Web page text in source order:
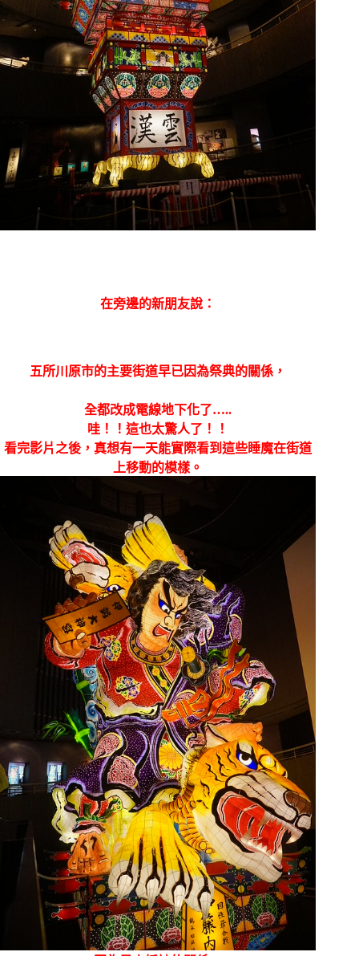
在旁邊的新朋友說：
五所川原市的主要街道早已因為祭典的關係，
全都改成電線地下化了…..
哇！！這也太驚人了！！
看完影片之後，真想有一天能實際看到這些睡魔在街道
上移動的模樣。